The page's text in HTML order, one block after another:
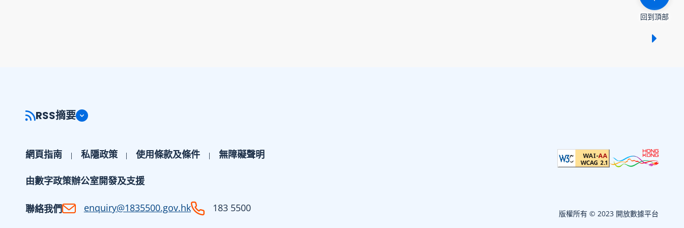
回到頂部
RSS摘要
網頁指南 私隱政策 使用條款及條件 無障礙聲明
由數字政策辦公室開發及支援
聯絡我們 enquiry@1835500.gov.hk 183 5500 版權所有 © 2023 開放數據平台